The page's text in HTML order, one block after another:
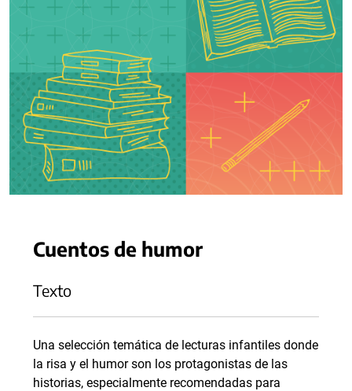
Cuentos de humor
Texto
Una selección temática de lecturas infantiles donde
la risa y el humor son los protagonistas de las
historias, especialmente recomendadas para